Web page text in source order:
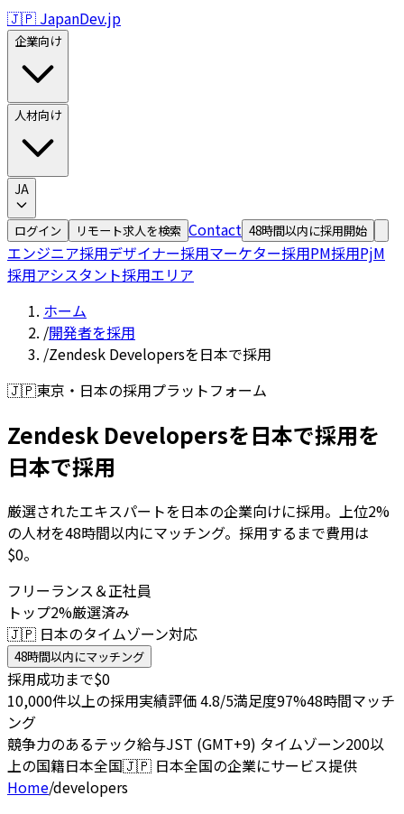
🇯🇵 JapanDev.jp
企業向け
人材向け
JA
ログイン リモート求人を検索 Contact 48時間以内に採用開始
エンジニア採用デザイナー採用マーケター採用PM採用PjM
採用アシスタント採用エリア
ホーム
/開発者を採用
/Zendesk Developersを日本で採用
🇯🇵東京・日本の採用プラットフォーム
Zendesk Developersを日本で採用を
日本で採用
厳選されたエキスパートを日本の企業向けに採用。上位2%
の人材を48時間以内にマッチング。採用するまで費用は
$0。
フリーランス＆正社員
トップ2%厳選済み
🇯🇵 日本のタイムゾーン対応
48時間以内にマッチング
採用成功まで$0
10,000件以上の採用実績評価 4.8/5満足度97%48時間マッチ
ング
競争力のあるテック給与JST (GMT+9) タイムゾーン200以
上の国籍日本全国🇯🇵 日本全国の企業にサービス提供
Home/developers